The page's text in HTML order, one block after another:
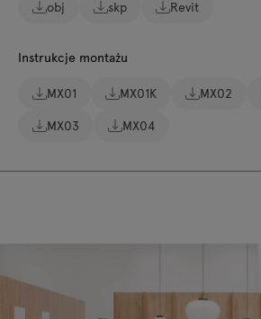
obj
skp Revit
Instrukcje montażu
MX01 MX01K MX02
MX03
MX04